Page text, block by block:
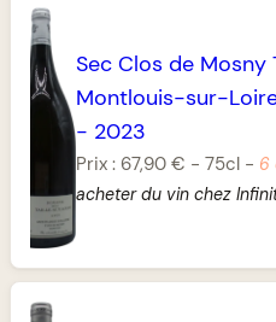
Sec Clos de Mosny
Montlouis-sur-
- 2023
Prix : 67,90 € -75cl - 6
acheter du vin chez